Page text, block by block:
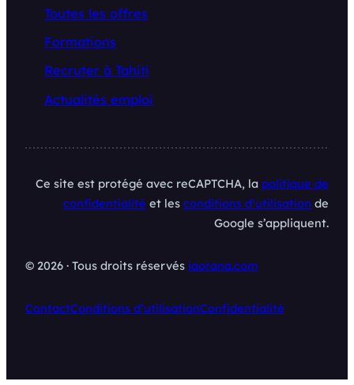
Toutes les offres
Formations
Recruter à Tahiti
Actualités emploi
Ce site est protégé avec reCAPTCHA, la politique de
confidentialité et les conditions d’utilisation de
Google s’appliquent.
© 2026 · Tous droits réservés iaorana.com
ContactConditions d’utilisationConfidentialité